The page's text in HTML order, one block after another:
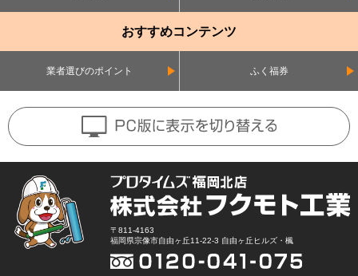
おすすめコンテンツ
業者選びのポイント ふく福券
〒811-4163
福岡県宗像市自由ヶ丘11-22-3 自由ヶ丘ヒルズ・楓